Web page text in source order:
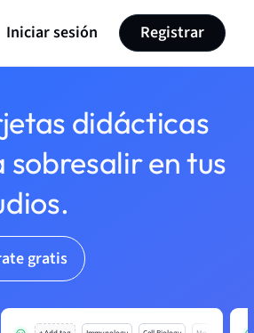
Iniciar sesión Registrar
didácticas
en tus
gratis